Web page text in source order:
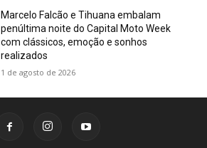
Marcelo Falcão e Tihuana embalam
penúltima noite do Capital Moto Week
com clássicos, emoção e sonhos
realizados
1 de agosto de 2026